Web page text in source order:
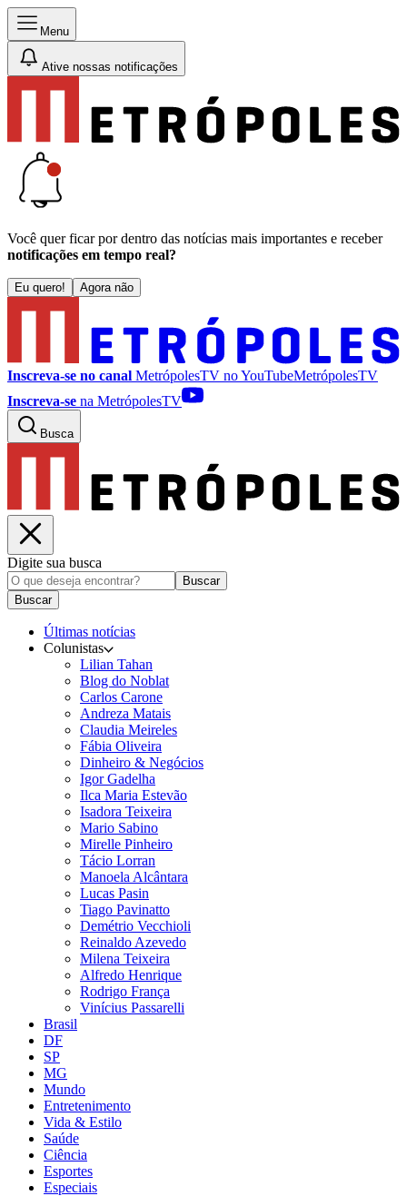
Menu
Ative nossas notificações
Você quer ficar por dentro das notícias mais importantes e receber
notificações em tempo real?
Eu quero! Agora não
Inscreva-se no canal MetrópolesTV noYouTubeMetrópolesTV
Inscreva-se na MetrópolesTV
Busca
Digite sua busca
Buscar
Buscar
Últimas notícias
Colunistas
Lilian Tahan
Blog do Noblat
Carlos Carone
Andreza Matais
Claudia Meireles
Fábia Oliveira
Dinheiro & Negócios
Igor Gadelha
Ilca Maria Estevão
Isadora Teixeira
Mario Sabino
Mirelle Pinheiro
Tácio Lorran
Manoela Alcântara
Lucas Pasin
Tiago Pavinatto
Demétrio Vecchioli
Reinaldo Azevedo
Milena Teixeira
Alfredo Henrique
Rodrigo França
Vinícius Passarelli
Brasil
DF
SP
MG
Mundo
Entretenimento
Vida & Estilo
Saúde
Ciência
Esportes
Especiais